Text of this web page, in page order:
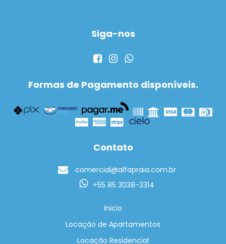
Siga-nos
Formas de Pagamento disponíveis.
Contato
comercial@alfapraia.com.br
+55 85 3038-3314
Inicio
Locação de Apartamentos
Locação Residencial